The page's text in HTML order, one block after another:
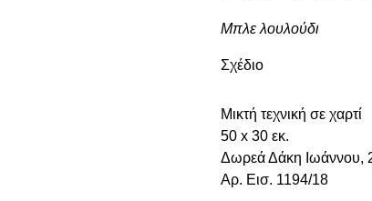
Μπλε λουλούδι
Σχέδιο
Μικτή τεχνική σε χαρτί
50 x 30 εκ.
Δωρεά Δάκη Ιωάννου,
Αρ. Εισ. 1194/18